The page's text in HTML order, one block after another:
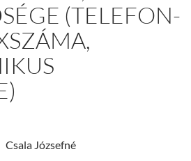
(TELEFON-
Józsefné